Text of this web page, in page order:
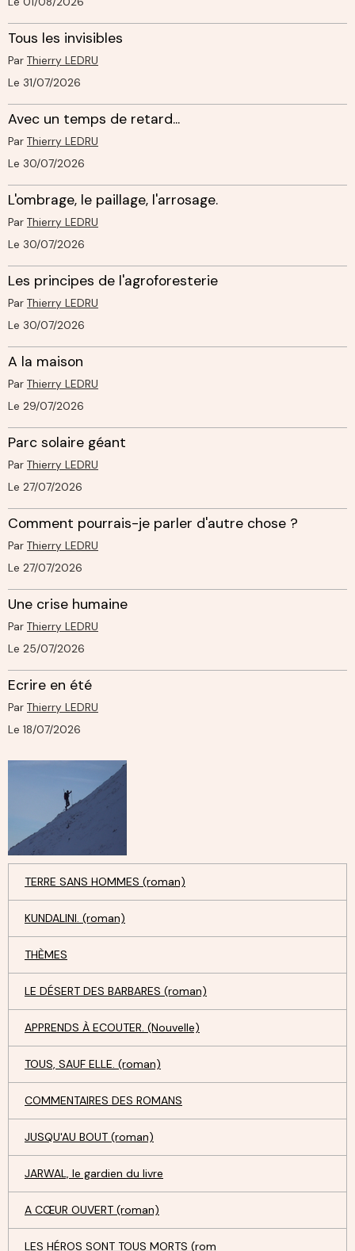
Tous les invisibles
Par Thierry LEDRU
Le 31/07/2026
Avec un temps de retard...
Par Thierry LEDRU
Le 30/07/2026
L'ombrage, le paillage, l'arrosage.
Par Thierry LEDRU
Le 30/07/2026
Les principes de l'agroforesterie
Par Thierry LEDRU
Le 30/07/2026
A la maison
Par Thierry LEDRU
Le 29/07/2026
Parc solaire géant
Par Thierry LEDRU
Le 27/07/2026
Comment pourrais-je parler d'autre chose ?
Par Thierry LEDRU
Le 27/07/2026
Une crise humaine
Par Thierry LEDRU
Le 25/07/2026
Ecrire en été
Par Thierry LEDRU
Le 18/07/2026
TERRE SANS HOMMES (roman)
KUNDALINI. (roman)
THÈMES
LE DÉSERT DES BARBARES (roman)
APPRENDS À ECOUTER. (Nouvelle)
TOUS, SAUF ELLE. (roman)
COMMENTAIRES DES ROMANS
JUSQU'AU BOUT (roman)
JARWAL, le gardien du livre
A CŒUR OUVERT (roman)
LES HÉROS SONT TOUS MORTS (rom